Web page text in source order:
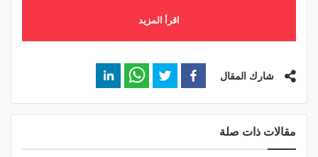
اقرأ المزيد
شارك المقال
مقالات ذات صلة